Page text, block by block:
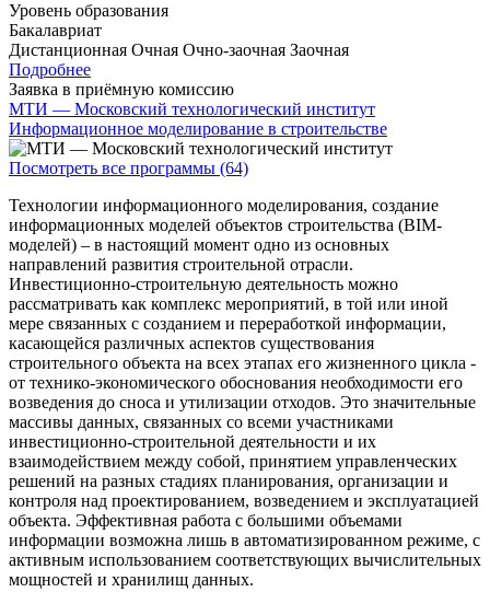
Уровень образования
Бакалавриат
Дистанционная Очная Очно-заочная Заочная
Подробнее
Заявка в приёмную комиссию
МТИ — Московский технологический институт
Информационное моделирование в строительстве
Посмотреть все программы (64)
Технологии информационного моделирования, создание
информационных моделей объектов строительства (BIM-
моделей) – в настоящий момент одно из основных
направлений развития строительной отрасли.
Инвестиционно-строительную деятельность можно
рассматривать как комплекс мероприятий, в той или иной
мере связанных с созданием и переработкой информации,
касающейся различных аспектов существования
строительного объекта на всех этапах его жизненного цикла -
от технико-экономического обоснования необходимости его
возведения до сноса и утилизации отходов. Это значительные
массивы данных, связанных со всеми участниками
инвестиционно-строительной деятельности и их
взаимодействием между собой, принятием управленческих
решений на разных стадиях планирования, организации и
контроля над проектированием, возведением и эксплуатацией
объекта. Эффективная работа с большими объемами
информации возможна лишь в автоматизированном режиме, с
активным использованием соответствующих вычислительных
мощностей и хранилищ данных.